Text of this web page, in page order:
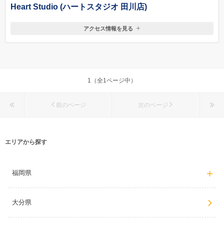
原」→「春日」バス停下車徒歩5分
Heart Studio (ハートスタジオ 田川店)
福岡県田川市栄町3178-1(田川市役所前)
アクセス情報を見る
1（全1ページ中）
前のページ 次のページ
エリアから探す
福岡県
大分県